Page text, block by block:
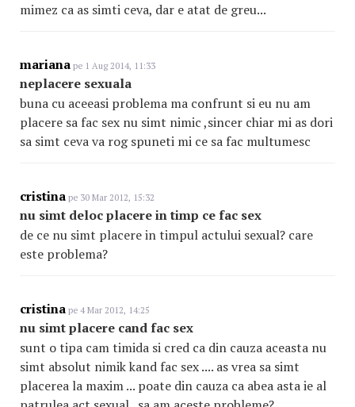
mimez ca as simti ceva, dar e atat de greu...
mariana pe 1 Aug 2014, 11:33
neplacere sexuala
buna cu aceeasi problema ma confrunt si eu nu am
placere sa fac sex nu simt nimic ,sincer chiar mi as dori
sa simt ceva va rog spuneti mi ce sa fac multumesc
cristina pe 30 Mar 2012, 15:32
nu simt deloc placere in timp ce fac sex
de ce nu simt placere in timpul actului sexual? care
este problema?
cristina pe 4 Mar 2012, 14:25
nu simt placere cand fac sex
sunt o tipa cam timida si cred ca din cauza aceasta nu
simt absolut nimik kand fac sex .... as vrea sa simt
placerea la maxim ... poate din cauza ca abea asta ie al